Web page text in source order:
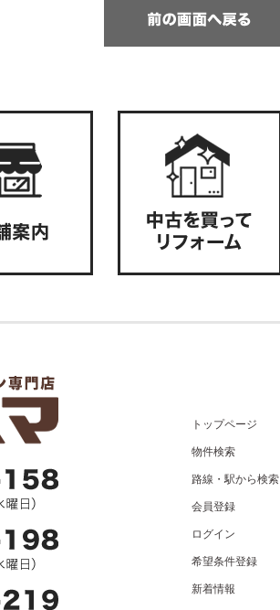
トップページ
物件検索
路線・駅から検索
会員登録
ログイン
希望条件登録
新着情報